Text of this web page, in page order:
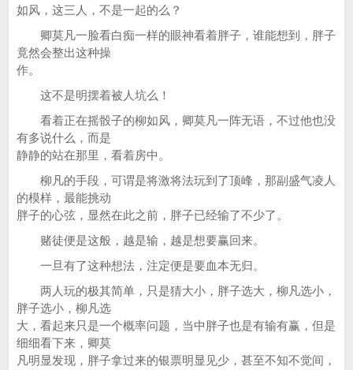
如风，这三人，不是一起的么？
卿莫凡一脸看白痴一样的眼神看着胖子，谁能想到，胖子
竟然会整出这种操
作。
这不是明摆着被人坑么！
看着正在摇骰子的柳如风，卿莫凡一阵无语，不过他也没
有多说什么，而是
静静的站在那里，看着房中。
柳凡的手段，可谓是将激将法玩到了顶峰，那副盛气凌人
的模样，最能挑动
胖子的心弦，显然在此之前，胖子已经输了不少了。
赌徒便是这般，越是输，越是想要赢回来。
一旦有了这种想法，注定便是要血本无归。
两人玩的极其简单，只是猜大小，胖子选大，柳凡选小，
胖子选小，柳凡选
大，看起来只是一个概率问题，当中胖子也是有输有赢，但是
细细看下来，卿莫
凡明显发现，胖子拿过来的银票明显见少，甚至不知不觉间，